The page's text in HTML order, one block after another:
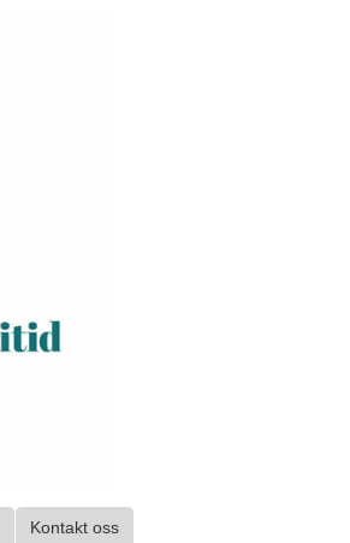
Kontakt oss